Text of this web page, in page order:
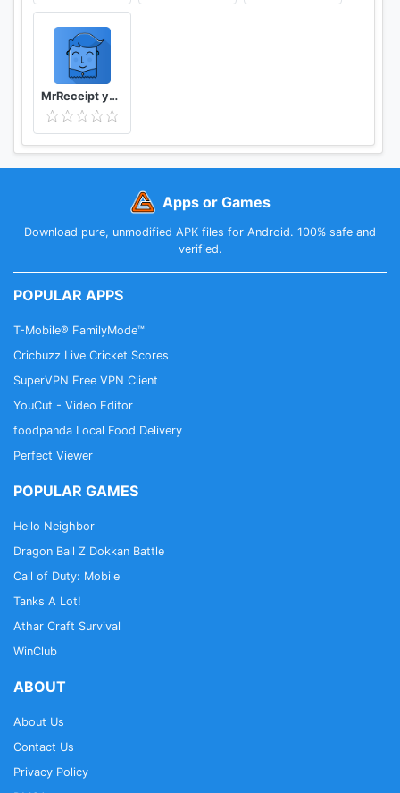
MrReceipt your receipts in one place
Apps or Games
Download pure, unmodified APK files for Android. 100% safe and
verified.
POPULAR APPS
T-Mobile® FamilyMode™
Cricbuzz Live Cricket Scores
SuperVPN Free VPN Client
YouCut - Video Editor
foodpanda Local Food Delivery
Perfect Viewer
POPULAR GAMES
Hello Neighbor
Dragon Ball Z Dokkan Battle
Call of Duty: Mobile
Tanks A Lot!
Athar Craft Survival
WinClub
ABOUT
About Us
Contact Us
Privacy Policy